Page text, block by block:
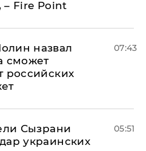
– Fire Point
назвал
сможет
российских
07:43
Сызрани
украинских
05:51